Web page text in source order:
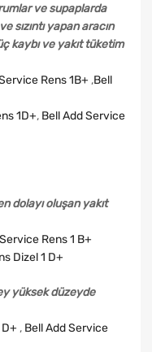
ve supaplarda
sızıntı yapan aracın
kaybı ve yakıt tüketim
Rens 1B+ ,Bell
1D+, Bell Add Service
dolayı oluşan yakıt
Rens 1 B+
Dizel 1 D+
yüksek düzeyde
, Bell Add Service